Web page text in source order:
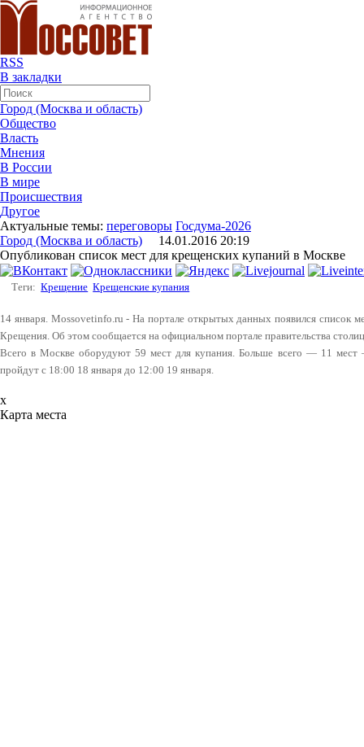
RSS
В закладки
Город (Москва и область)
Общество
Власть
Мнения
В России
В мире
Происшествия
Другое
Актуальные темы: переговоры Госдума-2026
Город (Москва и область) 14.01.2016 20:19
Опубликован список мест для крещенских купаний в Москве
Теги: Крещение Крещенские купания
14 января. Mossovetinfo.ru - На портале открытых данных появился список
Крещения. Об этом сообщается на официальном портале правительства
Всего в Москве оборудуют 59 мест для купания. Больше всего — 11 мест
пройдут с 18:00 18 января до 12:00 19 января.
x
Карта места